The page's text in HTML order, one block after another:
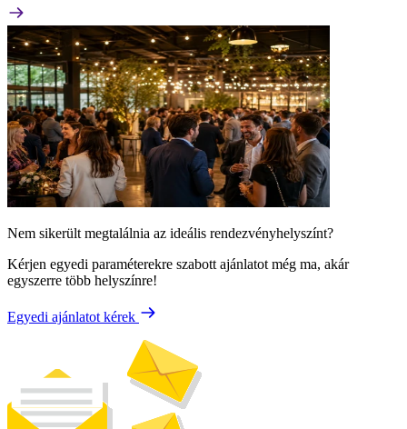
Nem sikerült megtalálnia az ideális rendezvényhelyszínt?
Kérjen egyedi paraméterekre szabott ajánlatot még ma, akár
egyszerre több helyszínre!
Egyedi ajánlatot kérek